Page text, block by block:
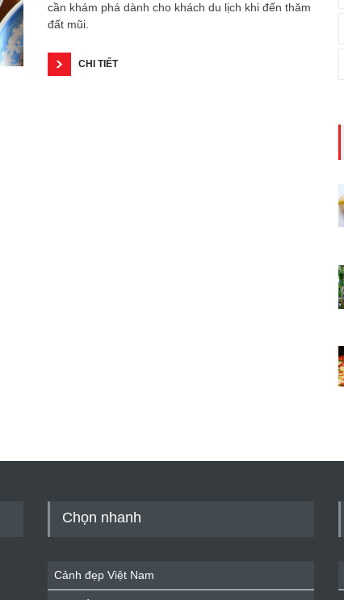
cần khám phá dành cho khách du lịch khi đến thăm
đất mũi.
CHI TIẾT
Chọn nhanh
Cảnh đẹp Việt Nam